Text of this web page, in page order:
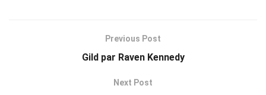
Previous Post
Gild par Raven Kennedy
Next Post